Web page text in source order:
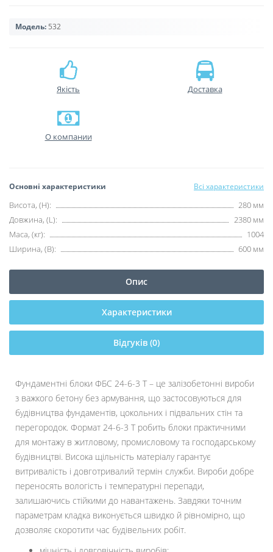
Модель: 532
Якість Доставка
О компании
Основні характеристики Всі характеристики
Висота, (H):
280 мм
Довжина, (L):
2380 мм
Маса, (кг):
1004
Ширина, (B):
600 мм
Опис
Характеристики
Відгуків (0)
Фундаментні блоки ФБС 24-6-3 Т – це залізобетонні вироби
з важкого бетону без армування, що застосовуються для
будівництва фундаментів, цокольних і підвальних стін та
перегородок. Формат 24-6-3 Т робить блоки практичними
для монтажу в житловому, промисловому та господарському
будівництві. Висока щільність матеріалу гарантує
витривалість і довготривалий термін служби. Вироби добре
переносять вологість і температурні перепади,
залишаючись стійкими до навантажень. Завдяки точним
параметрам кладка виконується швидко й рівномірно, що
дозволяє скоротити час будівельних робіт.